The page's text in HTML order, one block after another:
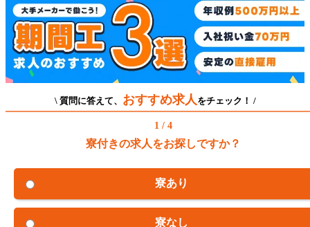
\ 質問に答えて、 おすすめ求人 をチェック！ /
1 / 4
寮付きの求人をお探しですか？
寮あり
寮なし